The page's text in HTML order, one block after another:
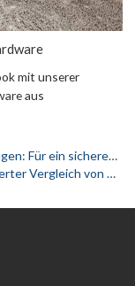
mit unserer
aus
Sicherheit von Schiebetürbeschlägen: Für ein sicheres Wohnumfeld
Scheunentorbeschläge: Ein detaillierter Vergleich von Materialien und Oberflächen